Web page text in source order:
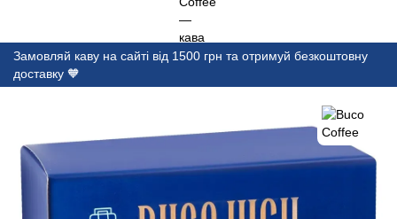
Замовляй каву на сайті від 1500 грн та отримуй безкоштовну
доставку 🧡